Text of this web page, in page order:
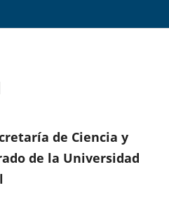
de Ciencia y
de la Universidad